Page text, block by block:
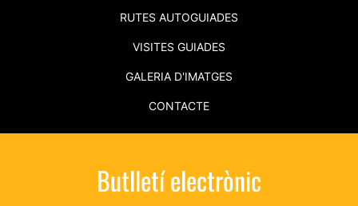
RUTES AUTOGUIADES
VISITES GUIADES
GALERIA D'IMATGES
CONTACTE
Butlletí electrònic